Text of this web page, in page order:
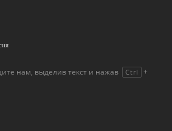
нам, выделив текст и нажав Ctrl +